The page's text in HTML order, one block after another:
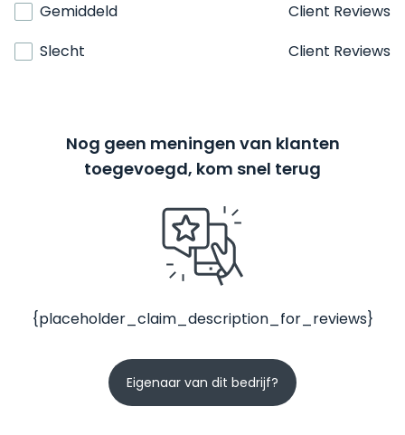
Gemiddeld
Client Reviews
Slecht
Client Reviews
Nog geen meningen van klanten
toegevoegd, kom snel terug
{placeholder_claim_description_for_reviews}
Eigenaar van dit bedrijf?